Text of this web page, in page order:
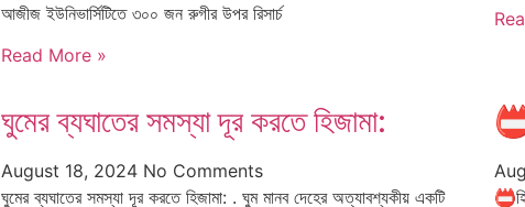
আজীজ ইউনিভার্সিটিতে ৩০০ জন রুগীর উপর রিসার্চ
Read More »
ঘুমের ব্যঘাতের সমস্যা দূর করতে হিজামা:
August 18, 2024 No Comments
ঘুমের ব্যঘাতের সমস্যা দূর করতে হিজামা: . ঘুম মানব দেহের অত্যাবশ্যকীয় একটি